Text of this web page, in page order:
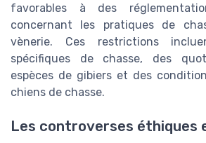
favorables à des
concernant les pratiques de
vènerie. Ces restrictions
spécifiques de chasse, des
espèces de gibiers et des
chiens de chasse.
Les controverses éthiques